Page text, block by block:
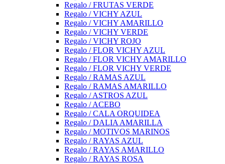
Regalo / FRUTAS VERDE
Regalo / VICHY AZUL
Regalo / VICHY AMARILLO
Regalo / VICHY VERDE
Regalo / VICHY ROJO
Regalo / FLOR VICHY AZUL
Regalo / FLOR VICHY AMARILLO
Regalo / FLOR VICHY VERDE
Regalo / RAMAS AZUL
Regalo / RAMAS AMARILLO
Regalo / ASTROS AZUL
Regalo / ACEBO
Regalo / CALA ORQUIDEA
Regalo / DALIA AMARILLA
Regalo / MOTIVOS MARINOS
Regalo / RAYAS AZUL
Regalo / RAYAS AMARILLO
Regalo / RAYAS ROSA